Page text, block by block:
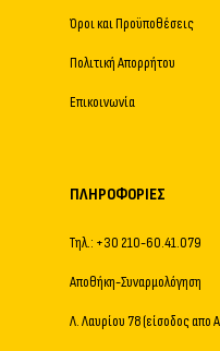
Όροι και Προϋποθέσεις
Πολιτική Απορρήτου
Επικοινωνία
ΠΛΗΡΟΦΟΡΊΕΣ
Τηλ.: +30 210-60.41.079
Αποθήκη-Συναρμολόγηση
Λ. Λαυρίου 78 (είσοδος απο